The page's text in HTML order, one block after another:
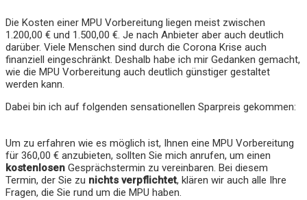
Die Kosten einer MPU Vorbereitung liegen meist zwischen
1.200,00 € und 1.500,00 €. Je nach Anbieter aber auch deutlich
darüber. Viele Menschen sind durch die Corona Krise auch
finanziell eingeschränkt. Deshalb habe ich mir Gedanken gemacht,
wie die MPU Vorbereitung auch deutlich günstiger gestaltet
werden kann.
Dabei bin ich auf folgenden sensationellen Sparpreis gekommen:
Um zu erfahren wie es möglich ist, Ihnen eine MPU Vorbereitung
für 360,00 € anzubieten, sollten Sie mich anrufen, um einen
kostenlosen Gesprächstermin zu vereinbaren. Bei diesem
Termin, der Sie zu nichts verpflichtet, klären wir auch alle Ihre
Fragen, die Sie rund um die MPU haben.